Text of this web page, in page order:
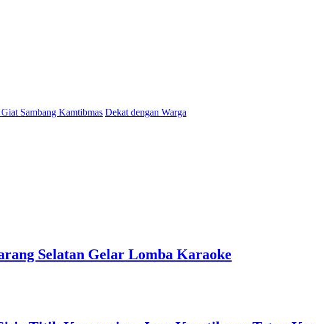
Sambang Kamtibmas Dekat dengan Warga
Selatan Gelar Lomba Karaoke